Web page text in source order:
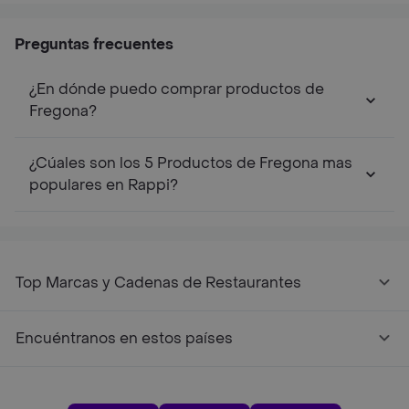
Preguntas frecuentes
¿En dónde puedo comprar productos de
Fregona?
¿Cúales son los 5 Productos de Fregona mas
populares en Rappi?
Top Marcas y Cadenas de Restaurantes
Encuéntranos en estos países